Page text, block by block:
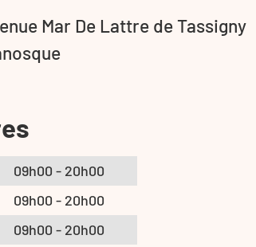
Mar De Lattre de Tassigny
09h00 - 20h00
09h00 - 20h00
09h00 - 20h00